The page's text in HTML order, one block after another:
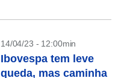
14/04/23 - 12:00min
Ibovespa tem leve
queda, mas caminha